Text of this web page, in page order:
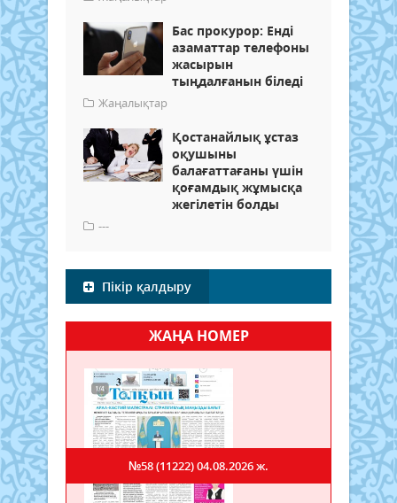
Бас прокурор: Енді
азаматтар телефоны
жасырын
тыңдалғанын біледі
Жаңалықтар
Қостанайлық ұстаз
оқушыны
балағаттағаны үшін
қоғамдық жұмысқа
жегілетін болды
---
Пікір қалдыру
ЖАҢА НОМЕР
№58 (11222)04.08.2026 ж.